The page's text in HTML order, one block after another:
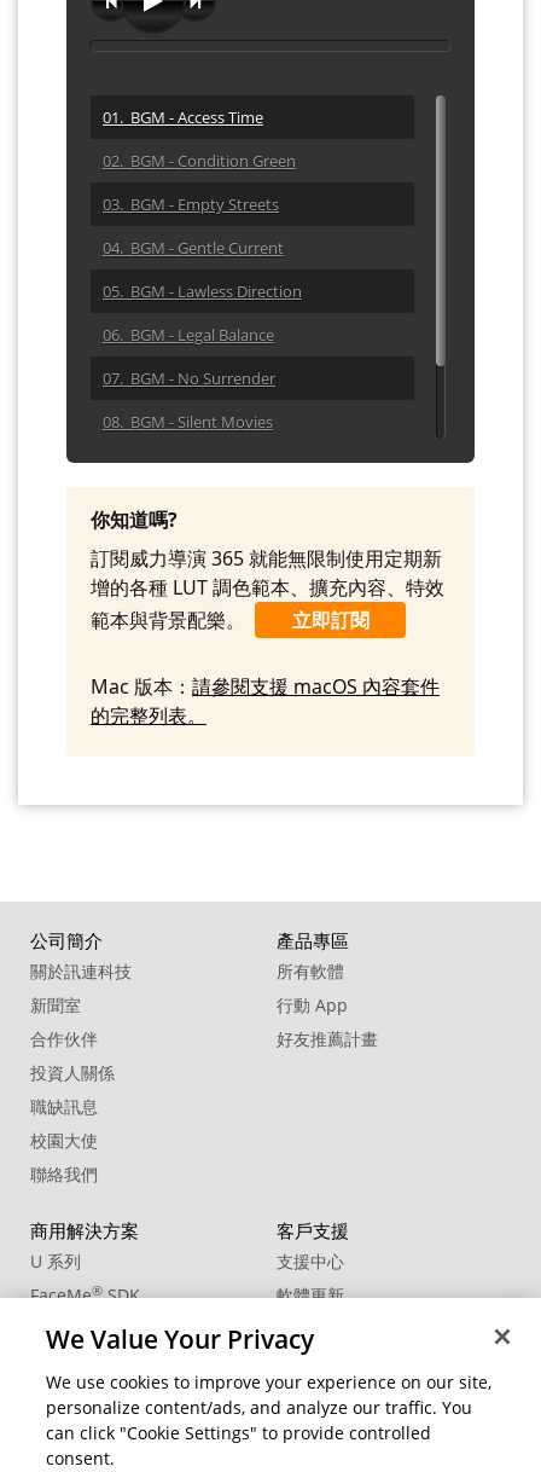
01. BGM - Access Time
02. BGM - Condition Green
03. BGM - Empty Streets
04. BGM - Gentle Current
05. BGM - Lawless Direction
06. BGM - Legal Balance
07. BGM - No Surrender
08. BGM - Silent Movies
09. BGM - The Blue Plate Spe
10. BGM - The Gavel
你知道嗎?
訂閱威力導演 365 就能無限制使用定期新
增的各種 LUT 調色範本、擴充內容、特效
範本與背景配樂。
立即訂閱
Mac 版本： 請參閱支援 macOS 內容套件
的完整列表。
公司簡介
關於訊連科技
新聞室
合作伙伴
投資人關係
職缺訊息
校園大使
聯絡我們
產品專區
所有軟體
行動 App
好友推薦計畫
商用解決方案
U 系列
FaceMe®SDK
客戶支援
支援中心
軟體更新
教學中心
CCP國際專業認證
社群資源
會員專區
變更地區
We Value Your Privacy
We use cookies to improve your experience on our site,
personalize content/ads, and analyze our traffic. You
can click "Cookie Settings" to provide controlled
consent.